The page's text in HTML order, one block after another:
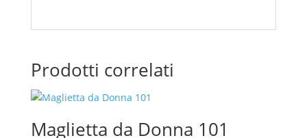
Prodotti correlati
Maglietta da Donna 101